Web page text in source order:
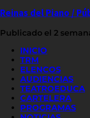
Reinas del Piano /
Publicado el 2
INICIO
TRM
ELENCOS
AUDIENCIAS
TEATROEDUCA
CARTELERA
PROGRAMAS